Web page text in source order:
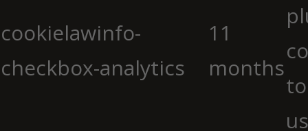
cookielawinfo-
checkbox-analytics
11
months